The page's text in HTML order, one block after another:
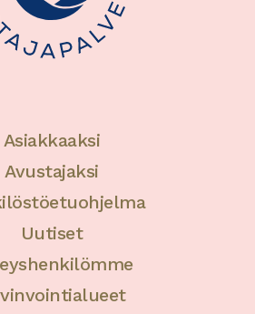
Asiakkaaksi
Avustajaksi
Uutiset